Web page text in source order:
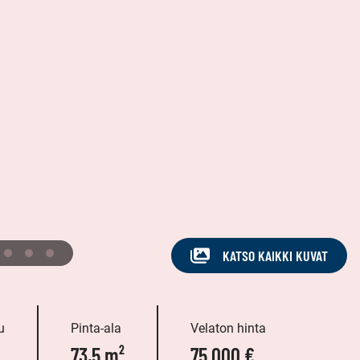
KATSO KAIKKI KUVAT
Pinta-ala
73,5 m²
Velaton hinta
75 000 €